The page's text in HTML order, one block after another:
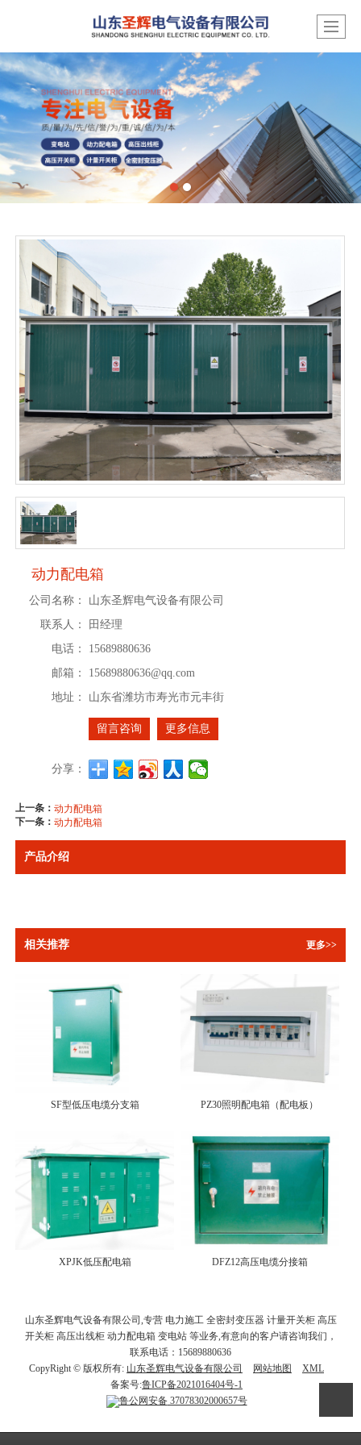
动力配电箱
公司名称：
山东圣辉电气设备有限公司
联系人：
田经理
电话：
15689880636
邮箱：
15689880636@qq.com
地址：
山东省潍坊市寿光市元丰街
留言咨询 更多信息
分享：
上一条：动力配电箱
下一条：动力配电箱
产品介绍
相关推荐 更多>>
SF型低压电缆分支箱 PZ30照明配电箱（配电板）
XPJK低压配电箱 DFZ12高压电缆分接箱
山东圣辉电气设备有限公司,专营 电力施工 全密封变压器 计量开关柜 高压
开关柜 高压出线柜 动力配电箱 变电站 等业务,有意向的客户请咨询我们，
联系电话：15689880636
CopyRight © 版权所有: 山东圣辉电气设备有限公司 网站地图
XML
备案号:鲁ICP备2021016404号-1
鲁公网安备37078302000657号